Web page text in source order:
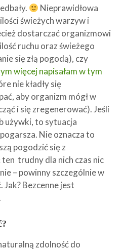
Nieprawidłowa
świeżych warzyw i
dostarczać organizmowi
ruchu oraz świeżego
się złą pogodą), czy
więcej napisałam w tym
nie kładły się
aby organizm mógł w
i się zregenerować). Jeśli
używki, to sytuacja
Nie oznacza to
pogodzić się z
ten trudny dla nich czas nic
– powinny szczególnie w
Jak? Bezcenne jest
zdolność do